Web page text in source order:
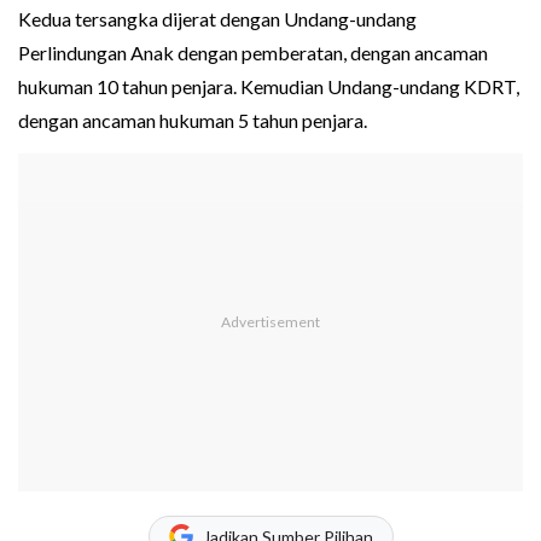
Kedua tersangka dijerat dengan Undang-undang
Perlindungan Anak dengan pemberatan, dengan ancaman
hukuman 10 tahun penjara. Kemudian Undang-undang KDRT,
dengan ancaman hukuman 5 tahun penjara.
Jadikan Sumber Pilihan